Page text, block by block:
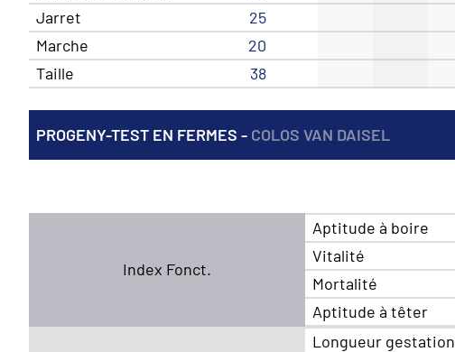
Jarret
25
Marche
20
Taille
38
PROGENY-TEST EN FERMES - COLOS VAN DAISEL
Index Fonct.
Aptitude à boire
Vitalité
Mortalité
Aptitude à têter
Longueur gestation